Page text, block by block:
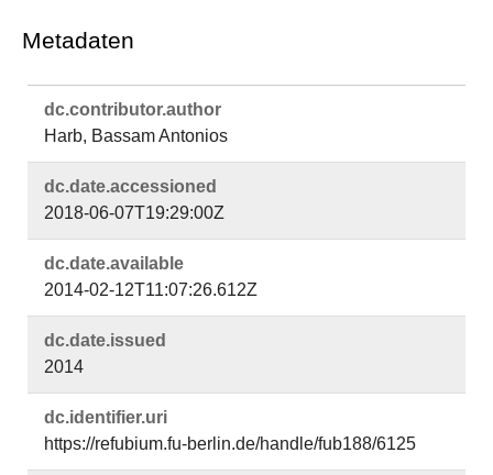
Metadaten
dc.​contributor.​author
Harb, Bassam Antonios
dc.​date.​accessioned
2018-06-07T19:29:00Z
dc.​date.​available
2014-02-12T11:07:26.612Z
dc.​date.​issued
2014
dc.​identifier.​uri
https://refubium.fu-berlin.de/handle/fub188/6125